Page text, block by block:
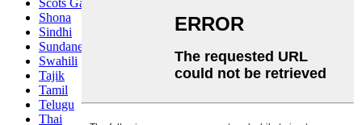
Scots Gaelic
Shona
Sindhi
Sundanese
Swahili
Tajik
Tamil
Telugu
Thai